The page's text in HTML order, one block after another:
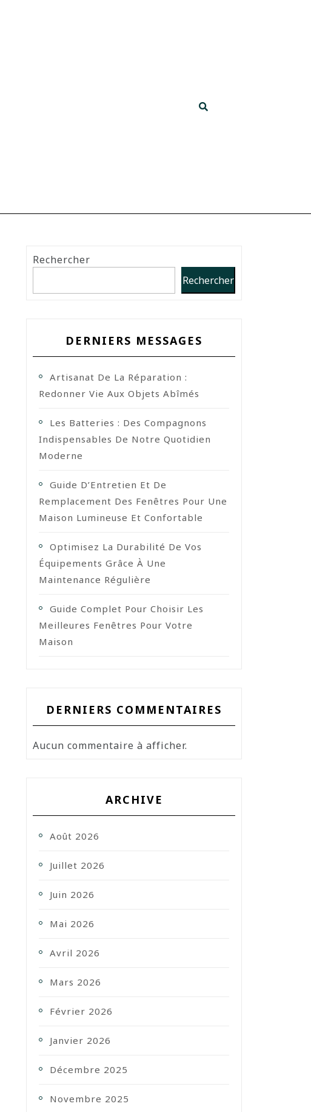
Rechercher
Rechercher
DERNIERS MESSAGES
Artisanat De La Réparation :
Redonner Vie Aux Objets Abîmés
Les Batteries : Des Compagnons
Indispensables De Notre Quotidien
Moderne
Guide D’Entretien Et De
Remplacement Des Fenêtres Pour Une
Maison Lumineuse Et Confortable
Optimisez La Durabilité De Vos
Équipements Grâce À Une
Maintenance Régulière
Guide Complet Pour Choisir Les
Meilleures Fenêtres Pour Votre
Maison
DERNIERS COMMENTAIRES
Aucun commentaire à afficher.
ARCHIVE
Août 2026
Juillet 2026
Juin 2026
Mai 2026
Avril 2026
Mars 2026
Février 2026
Janvier 2026
Décembre 2025
Novembre 2025